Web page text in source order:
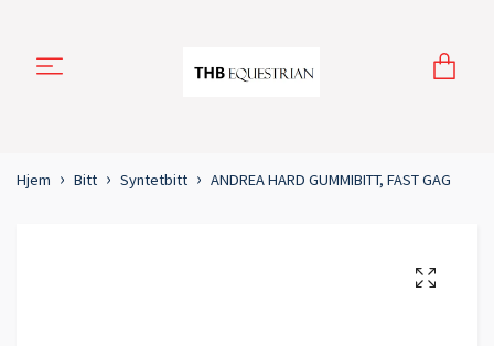
Hjem Bitt Syntetbitt ANDREA HARD GUMMIBITT, FAST GAG